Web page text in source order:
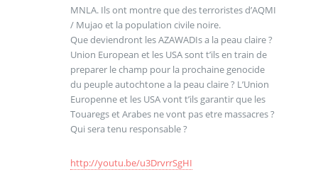
MNLA. Ils ont montre que des terroristes d’AQMI
/ Mujao et la population civile noire.
Que deviendront les AZAWADIs a la peau claire ?
Union European et les USA sont t’ils en train de
preparer le champ pour la prochaine genocide
du peuple autochtone a la peau claire ? L’Union
Europenne et les USA vont t’ils garantir que les
Touaregs et Arabes ne vont pas etre massacres ?
Qui sera tenu responsable ?
http://youtu.be/u3DrvrrSgHI